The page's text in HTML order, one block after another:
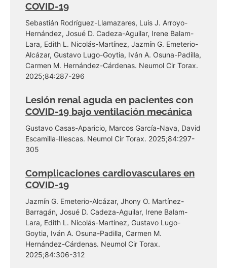
COVID-19
Sebastián Rodríguez-Llamazares, Luis J. Arroyo-
Hernández, Josué D. Cadeza-Aguilar, Irene Balam-
Lara, Edith L. Nicolás-Martínez, Jazmín G. Emeterio-
Alcázar, Gustavo Lugo-Goytia, Iván A. Osuna-Padilla,
Carmen M. Hernández-Cárdenas. Neumol Cir Torax.
2025;84:287-296
Lesión renal aguda en pacientes con
COVID-19 bajo ventilación mecánica
Gustavo Casas-Aparicio, Marcos García-Nava, David
Escamilla-Illescas. Neumol Cir Torax. 2025;84:297-
305
Complicaciones cardiovasculares en
COVID-19
Jazmín G. Emeterio-Alcázar, Jhony O. Martínez-
Barragán, Josué D. Cadeza-Aguilar, Irene Balam-
Lara, Edith L. Nicolás-Martínez, Gustavo Lugo-
Goytia, Iván A. Osuna-Padilla, Carmen M.
Hernández-Cárdenas. Neumol Cir Torax.
2025;84:306-312